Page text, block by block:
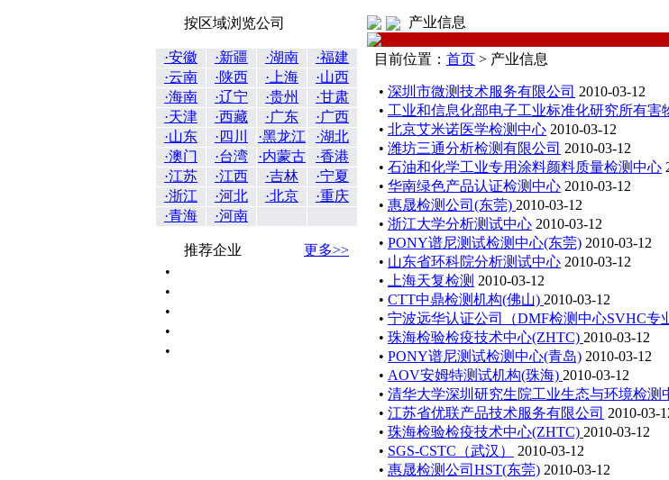
按区域浏览公司
·安徽 ·新疆 ·湖南
·福建
·云南
·陕西 ·上海
·山西
·海南
·辽宁 ·贵州
·甘肃
·天津
·西藏 ·广东
·广西
·山东
·四川 ·黑龙江
·湖北
·澳门
·台湾 ·内蒙古
·香港
·江苏
·江西 ·吉林
·宁夏
·浙江
·河北 ·北京
·重庆
·青海
·河南
推荐企业
更多>>
•
•
•
•
•
产业信息
目前位置： 首页 > 产业信息
• 深圳市微测技术服务有限公司 2010-03-12
• 工业和信息化部电子工业标准化研究所有害
• 北京艾米诺医学检测中心 2010-03-12
• 潍坊三通分析检测有限公司 2010-03-12
• 石油和化学工业专用涂料颜料质量检测中心
• 华南绿色产品认证检测中心 2010-03-12
• 惠晟检测公司(东莞) 2010-03-12
• 浙江大学分析测试中心 2010-03-12
• PONY谱尼测试检测中心(东莞) 2010-03-12
• 山东省环科院分析测试中心 2010-03-12
•
上海天复检测 2010-03-12
• CTT中鼎检测机构(佛山) 2010-03-12
• 宁波远华认证公司（DMF检测中心SVHC专
• 珠海检验检疫技术中心(ZHTC) 2010-03-12
• PONY谱尼测试检测中心(青岛) 2010-03-12
• AOV安姆特测试机构(珠海) 2010-03-12
• 清华大学深圳研究生院工业生态与环境检测
• 江苏省优联产品技术服务有限公司 2010-03-
• 珠海检验检疫技术中心(ZHTC) 2010-03-12
• SGS-CSTC（武汉）
2010-03-12
• 惠晟检测公司HST(东莞) 2010-03-12